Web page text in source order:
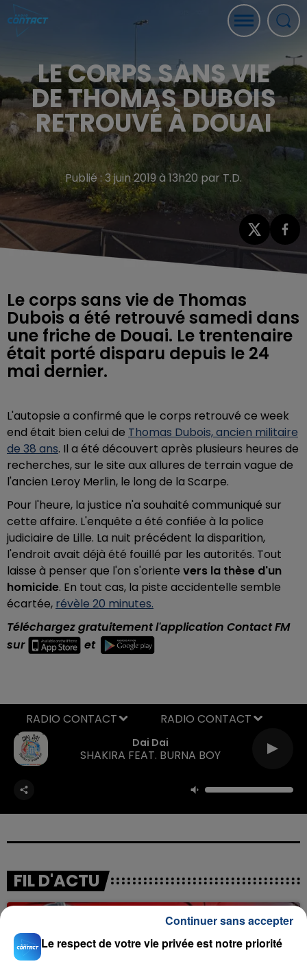
LE CORPS SANS VIE
DE THOMAS DUBOIS
RETROUVÉ À DOUAI
Publié : 3 juin 2019 à 13h20 par T.D.
Le corps sans vie de Thomas
Dubois a été retrouvé samedi dans
une friche de Douai. Le trentenaire
était porté disparu depuis le 24
mai dernier.
L'autopsie a confirmé que le corps retrouvé ce week
end était bien celui de Thomas Dubois, ancien militaire
de 38 ans. Il a été découvert après plusieurs heures de
recherches, sur le site aux allures de terrain vague de
l'ancien Leroy Merlin, le long de la Scarpe.
Pour l'heure, la justice n'a souhaité communiqué sur
cette affaire. L'enquête a été confiée à la police
judiciaire de Lille. La nuit précédent la disparition,
l'endroit avait déjà été fouillé par les autorités. Tout
laisse à penser que l'on s'oriente vers la thèse d'un
homicide. En tout cas, la piste accidentelle semble
écartée, révèle 20 minutes.
Téléchargez gratuitement l'application Contact FM
sur
et
Dai Dai
SHAKIRA FEAT. BURNA BOY
RADIO CONTACT
FIL D'ACTU
Le respect de votre vie privée est notre priorité
Continuer sans accepter